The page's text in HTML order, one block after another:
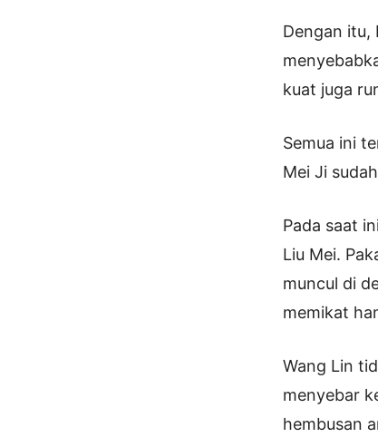
Dengan itu,
kuat juga
Semua ini
Mei Ji
Pada saat
Liu Mei.
muncul di
memikat
Wang Lin
menyebar
hembusan